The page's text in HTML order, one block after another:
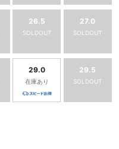
26.5
SOLDOUT
27.0
SOLDOUT
29.0
在庫あり
29.5
SOLDOUT